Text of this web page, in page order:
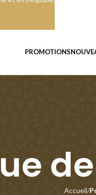
PROMOTIONS
Accueil